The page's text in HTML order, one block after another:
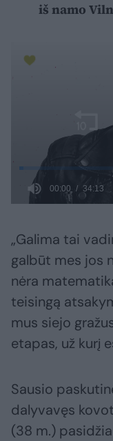
iš namo
„Galima tai
galbūt mes jos
nėra
teisingą
mus siejo
etapas, už kurį
Sausio
dalyvavęs
(38 m.)